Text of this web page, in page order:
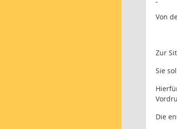
Von
Zur
Sie
Die